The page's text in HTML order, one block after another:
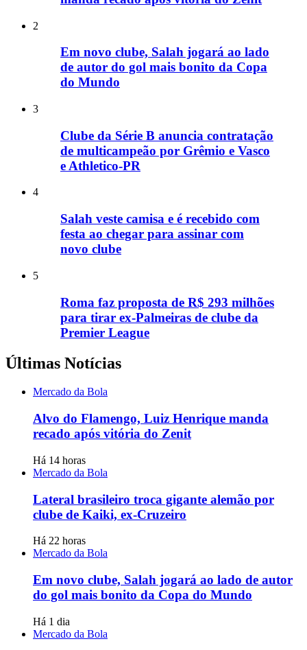
2
Em novo clube, Salah jogará ao lado
de autor do gol mais bonito da Copa
do Mundo
3
Clube da Série B anuncia contratação
de multicampeão por Grêmio e Vasco
e Athletico-PR
4
Salah veste camisa e é recebido com
festa ao chegar para assinar com
novo clube
5
Roma faz proposta de R$ 293 milhões
para tirar ex-Palmeiras de clube da
Premier League
Últimas Notícias
Mercado da Bola
Alvo do Flamengo, Luiz Henrique manda
recado após vitória do Zenit
Há 14 horas
Mercado da Bola
Lateral brasileiro troca gigante alemão por
clube de Kaiki, ex-Cruzeiro
Há 22 horas
Mercado da Bola
Em novo clube, Salah jogará ao lado de autor
do gol mais bonito da Copa do Mundo
Há 1 dia
Mercado da Bola